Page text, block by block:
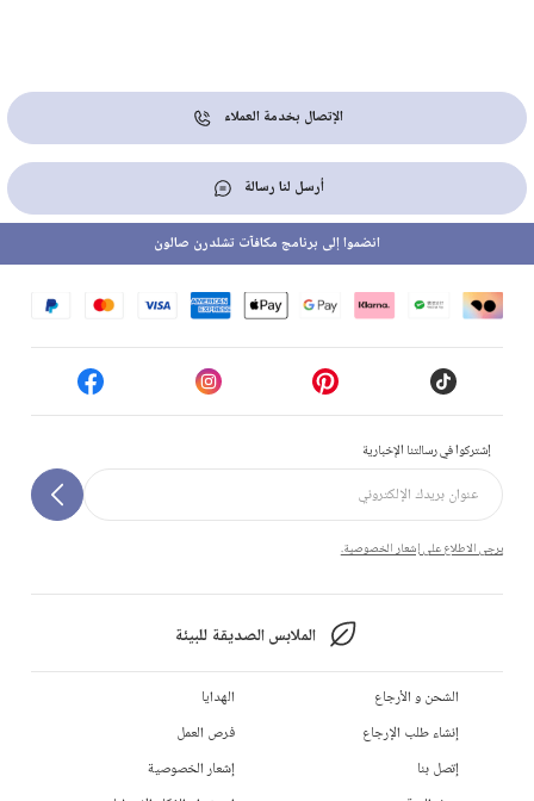
الإتصال بخدمة العملاء
أرسل لنا رسالة
إشتركوا في رسالتنا الإخبارية
يرجى الاطلاع على إشعار الخصوصية.
الملابس الصديقة للبيئة
انضموا إلى برنامج مكافآت تشلدرن صالون
الشحن و الأرجاع
إنشاء طلب الإرجاع
إتصل بنا
الهدايا
فرص العمل
إشعار الخصوصية